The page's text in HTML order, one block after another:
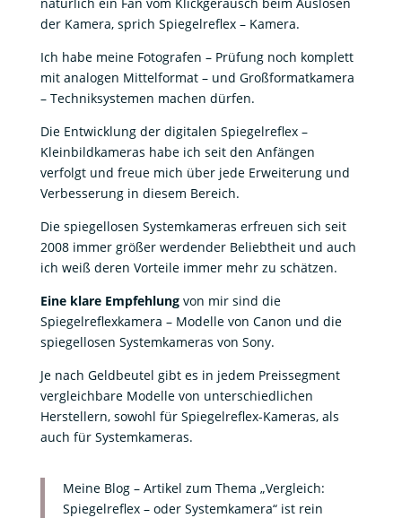
der Kamera, sprich Spiegelreflex – Kamera.
Ich habe meine Fotografen – Prüfung noch komplett
mit analogen Mittelformat – und Großformatkamera
– Techniksystemen machen dürfen.
Die Entwicklung der digitalen Spiegelreflex –
Kleinbildkameras habe ich seit den Anfängen
verfolgt und freue mich über jede Erweiterung und
Verbesserung in diesem Bereich.
Die spiegellosen Systemkameras erfreuen sich seit
2008 immer größer werdender Beliebtheit und auch
ich weiß deren Vorteile immer mehr zu schätzen.
Eine klare Empfehlungvon mir sind die
Spiegelreflexkamera – Modelle von Canon und die
spiegellosen Systemkameras von Sony.
Je nach Geldbeutel gibt es in jedem Preissegment
vergleichbare Modelle von unterschiedlichen
Herstellern, sowohl für Spiegelreflex-Kameras, als
auch für Systemkameras.
Meine Blog – Artikel zum Thema „Vergleich:
Spiegelreflex – oder Systemkamera“ ist rein